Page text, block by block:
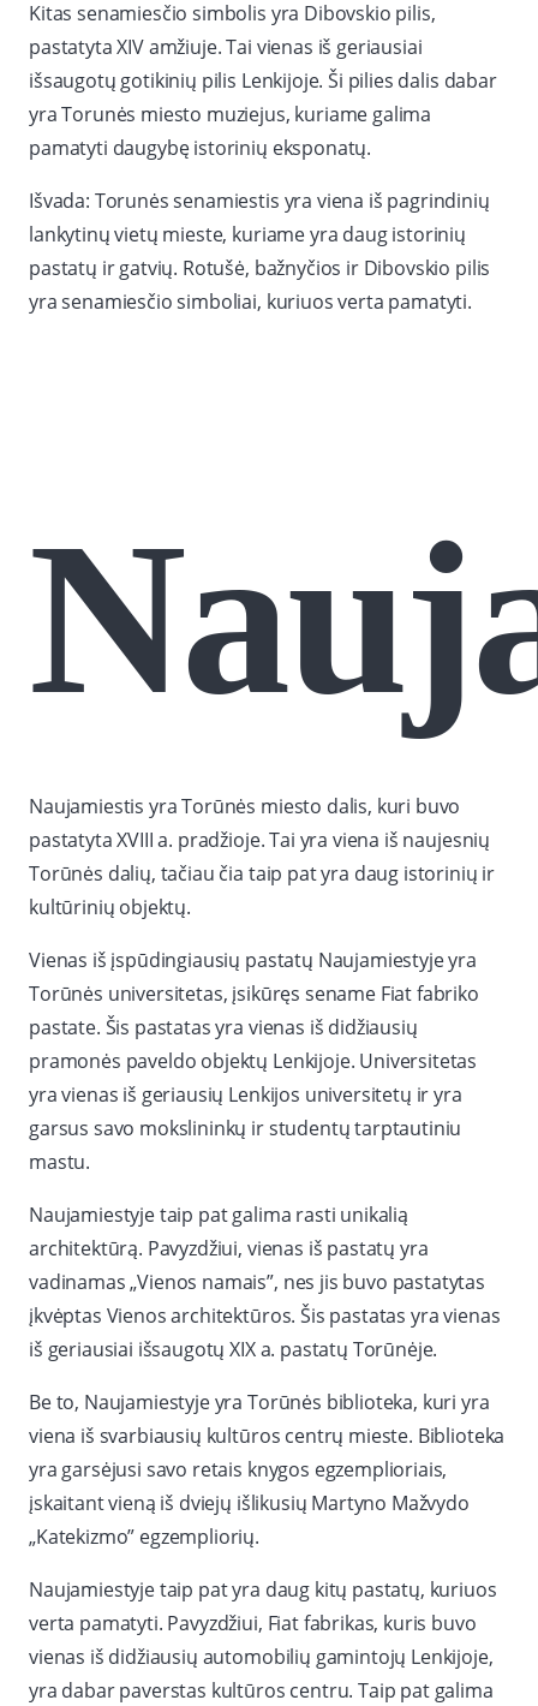
Kitas senamiesčio simbolis yra Dibovskio pilis,
pastatyta XIV amžiuje. Tai vienas iš geriausiai
išsaugotų gotikinių pilis Lenkijoje. Ši pilies dalis dabar
yra Torunės miesto muziejus, kuriame galima
pamatyti daugybę istorinių eksponatų.
Išvada: Torunės senamiestis yra viena iš pagrindinių
lankytinų vietų mieste, kuriame yra daug istorinių
pastatų ir gatvių. Rotušė, bažnyčios ir Dibovskio pilis
yra senamiesčio simboliai, kuriuos verta pamatyti.
Naujamiestis yra Torūnės miesto dalis, kuri buvo
pastatyta XVIII a. pradžioje. Tai yra viena iš naujesnių
Torūnės dalių, tačiau čia taip pat yra daug istorinių ir
kultūrinių objektų.
Vienas iš įspūdingiausių pastatų Naujamiestyje yra
Torūnės universitetas, įsikūręs sename Fiat fabriko
pastate. Šis pastatas yra vienas iš didžiausių
pramonės paveldo objektų Lenkijoje. Universitetas
yra vienas iš geriausių Lenkijos universitetų ir yra
garsus savo mokslininkų ir studentų tarptautiniu
mastu.
Naujamiestyje taip pat galima rasti unikalią
architektūrą. Pavyzdžiui, vienas iš pastatų yra
vadinamas „Vienos namais”, nes jis buvo pastatytas
įkvėptas Vienos architektūros. Šis pastatas yra vienas
iš geriausiai išsaugotų XIX a. pastatų Torūnėje.
Be to, Naujamiestyje yra Torūnės biblioteka, kuri yra
viena iš svarbiausių kultūros centrų mieste. Biblioteka
yra garsėjusi savo retais knygos egzemplioriais,
įskaitant vieną iš dviejų išlikusių Martyno Mažvydo
„Katekizmo” egzempliorių.
Naujamiestyje taip pat yra daug kitų pastatų, kuriuos
verta pamatyti. Pavyzdžiui, Fiat fabrikas, kuris buvo
vienas iš didžiausių automobilių gamintojų Lenkijoje,
yra dabar paverstas kultūros centru. Taip pat galima